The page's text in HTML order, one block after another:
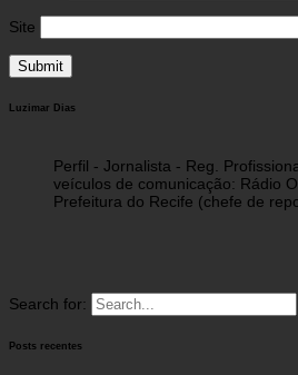
Site
Luzimar Dias
Perfil - Jornalista - Reg.
veículos de comunicação: Rádio
Prefeitura do Recife (chefe de
Search for:
Posts recentes